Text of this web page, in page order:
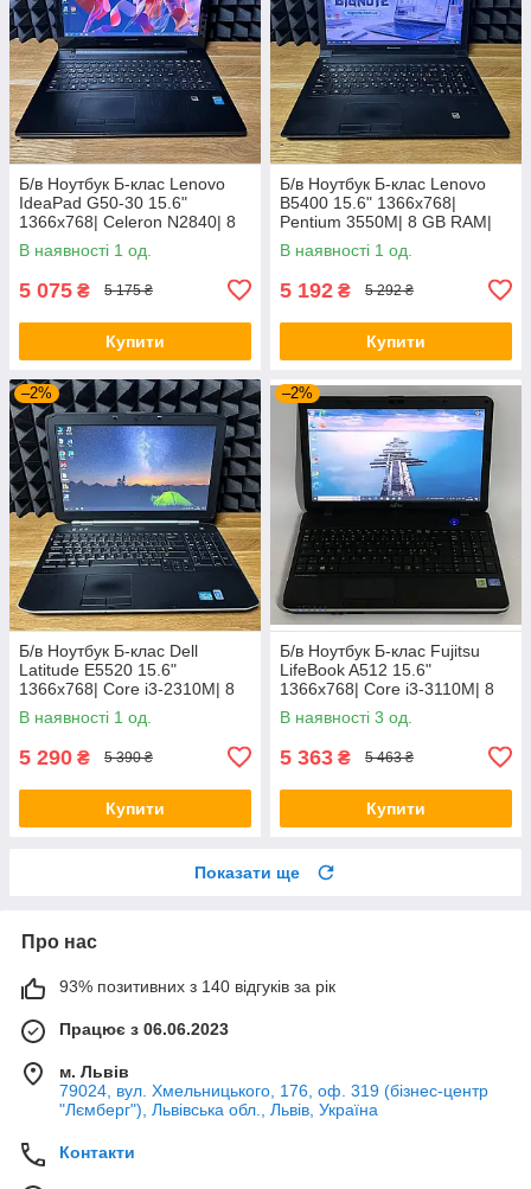
Б/в Ноутбук Б-клас Lenovo
IdeaPad G50-30 15.6"
1366x768| Celeron N2840| 8
GB RAM| 128 GB SSD| HD
В наявності 1 од.
5 075 ₴ 5 175 ₴
Купити
Б/в Ноутбук Б-клас Lenovo
B5400 15.6" 1366x768|
Pentium 3550M| 8 GB RAM|
128 GB SSD| HD
В наявності 1 од.
5 192 ₴ 5 292 ₴
Купити
–2%
Б/в Ноутбук Б-клас Dell
Latitude E5520 15.6"
1366x768| Core i3-2310M| 8
GB RAM| 128 GB SSD| HD
3000
В наявності 1 од.
5 290 ₴ 5 390 ₴
Купити
–2%
Б/в Ноутбук Б-клас Fujitsu
LifeBook A512 15.6"
1366x768| Core i3-3110M| 8
GB RAM| 320 GB HDD| HD
4000
В наявності 3 од.
5 363 ₴ 5 463 ₴
Купити
Показати ще
Про нас
93% позитивних з 140 відгуків за рік
Працює з 06.06.2023
м. Львів
79024, вул. Хмельницького, 176, оф. 319 (бізнес-центр
"Лємберг"), Львівська обл., Львів, Україна
Контакти